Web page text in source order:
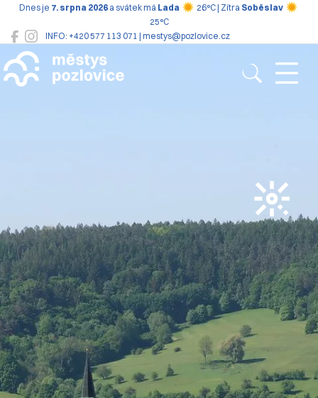
INFO: +420 577 113 071 | mestys@pozlovice.cz
Dnes je 7. srpna 2026 a svátek má Lada 26°C | Zítra Soběslav
25°C
Pozlovice